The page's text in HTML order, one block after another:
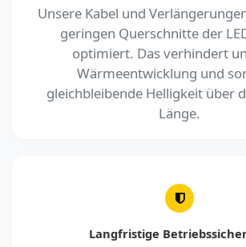
Unsere Kabel und
geringen Querschnitte der
optimiert. Das verhindert
Wärmeentwicklung und
gleichbleibende Helligkeit über
Länge.
Langfristige